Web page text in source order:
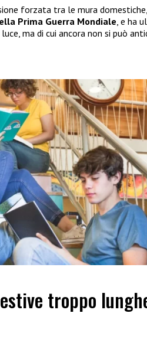
forzata tra le mura
Prima Guerra Mondiale, e ha
ma di cui ancora non si può
troppo